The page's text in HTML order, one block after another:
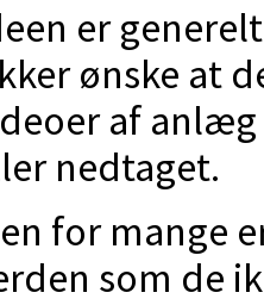
er
ønske at
af
nedtaget.
for mange
som de